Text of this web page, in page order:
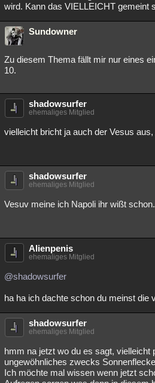
wird. Kann das VIELLEICHT gemeint
Sundowner
Zu diesem Thema fällt mir nur eines
10.
shadowsurfer
ehemaliges Mitglied
vielleicht bricht ja auch der Vesus
shadowsurfer
ehemaliges Mitglied
Vesuv meine ich Napoli ihr wißt schon.
Alienpenis
ehemaliges Mitglied
@shadowsurfer
ha ha ich dachte schon du meinst die
shadowsurfer
ehemaliges Mitglied
hmm na jetzt wo du es sagt, vielleicht
ungewöhnliches zwecks
Ich möchte mal wissen wenn jetzt